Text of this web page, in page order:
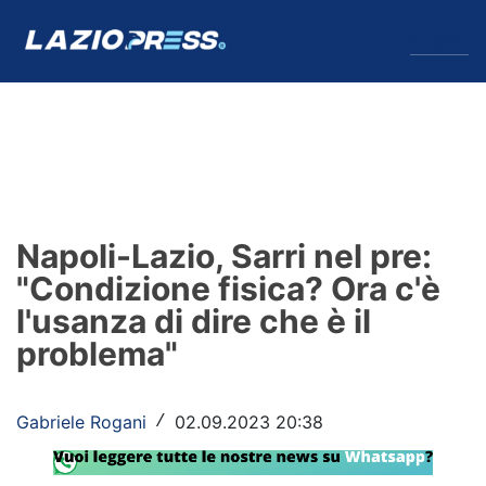
Formello
Infortuni
Primavera
Calciomercato
Lazio Women
Napoli-Lazio, Sarri nel pre:
"Condizione fisica? Ora c'è
l'usanza di dire che è il
problema"
Gabriele Rogani / 02.09.2023 20:38